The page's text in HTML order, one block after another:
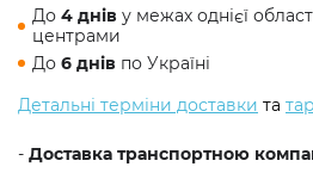
До 4 днів у межах однієї
центрами
До 6 днів по Україні
Детальні терміни доставки та
- Доставка транспортною